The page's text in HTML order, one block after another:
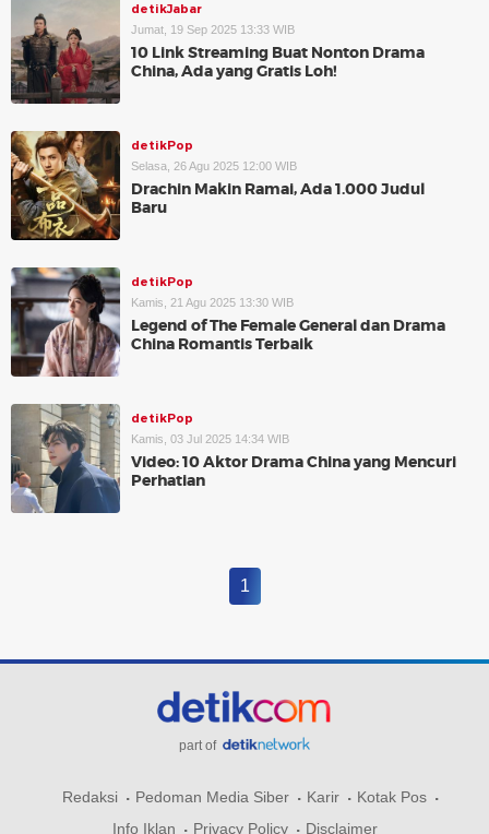
detikJabar
Jumat, 19 Sep 2025 13:33 WIB
10 Link Streaming Buat Nonton Drama
China, Ada yang Gratis Loh!
detikPop
Selasa, 26 Agu 2025 12:00 WIB
Drachin Makin Ramai, Ada 1.000 Judul
Baru
detikPop
Kamis, 21 Agu 2025 13:30 WIB
Legend of The Female General dan Drama
China Romantis Terbaik
detikPop
Kamis, 03 Jul 2025 14:34 WIB
Video: 10 Aktor Drama China yang Mencuri
Perhatian
1
part of
Redaksi Pedoman Media Siber Karir
Kotak Pos
Info Iklan
Privacy Policy Disclaimer